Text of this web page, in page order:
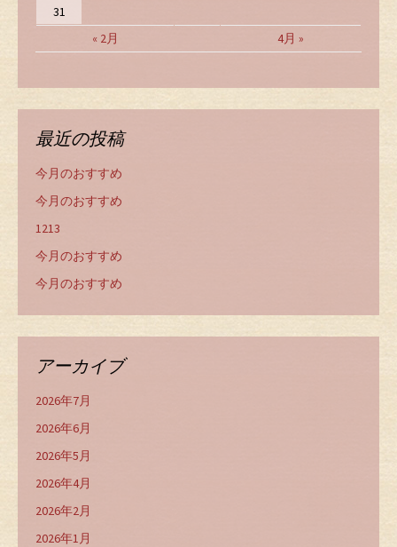
« 2月 4月 »
31
最近の投稿
今月のおすすめ
今月のおすすめ
1213
今月のおすすめ
今月のおすすめ
アーカイブ
2026年7月
2026年6月
2026年5月
2026年4月
2026年2月
2026年1月